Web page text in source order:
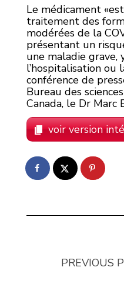
Le médicament
traitement des
modérées de la
présentant un
une maladie grave,
l’hospitalisation ou
conférence de
Bureau des
Canada, le Dr Marc
voir version
PREVIOUS